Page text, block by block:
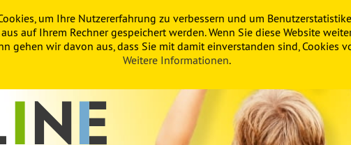
um Ihre Nutzererfahrung zu verbessern und um
auf Ihrem Rechner gespeichert werden. Wenn Sie diese Website
gehen wir davon aus, dass Sie mit damit einverstanden sind, Cookies
Weitere Informationen.